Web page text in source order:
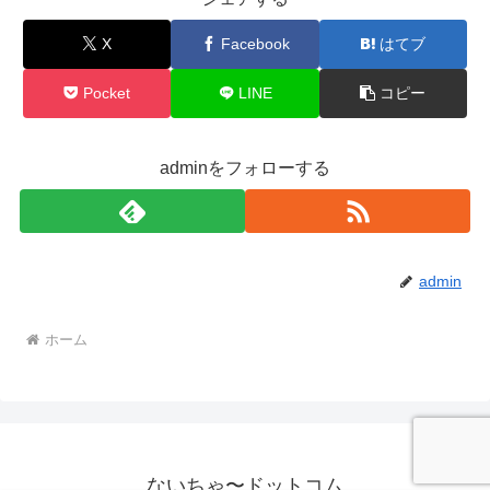
X Facebook はてブ
Pocket LINE コピー
adminをフォローする
admin
ホーム
ないちゃ〜ドットコム